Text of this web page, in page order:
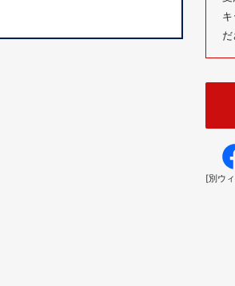
だ
[別ウ